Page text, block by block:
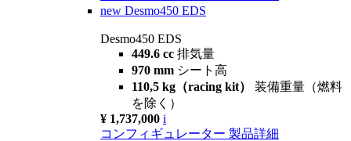
new Desmo450 EDS
Desmo450 EDS
449.6 cc 排気量
970 mm シート高
110,5 kg（racing kit） 装備重量（燃料
を除く）
¥ 1,737,000 i
コンフィギュレーター 製品詳細